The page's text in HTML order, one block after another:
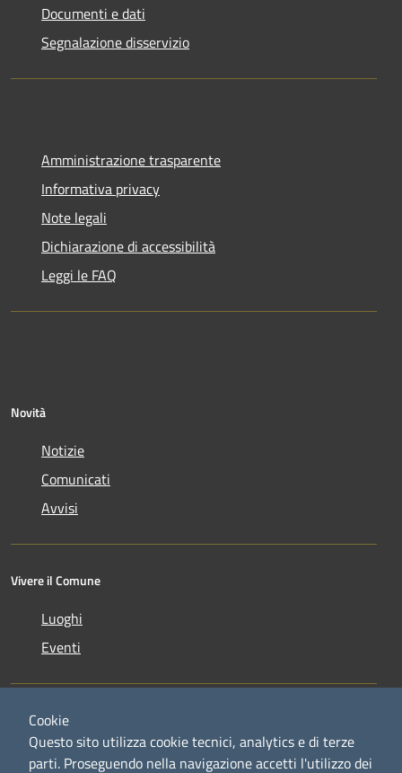
Documenti e dati
Segnalazione disservizio
Amministrazione trasparente
Informativa privacy
Note legali
Dichiarazione di accessibilità
Leggi le FAQ
Novità
Notizie
Comunicati
Avvisi
Vivere il Comune
Luoghi
Eventi
RSS Copyright © 2026 • Comune di
Cookie
Questo sito utilizza cookie tecnici, analytics e di terze
parti. Proseguendo nella navigazione accetti l'utilizzo dei